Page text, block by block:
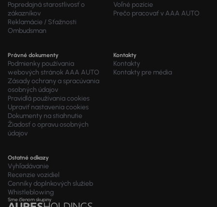
Popredajná starostlivosť o
zákazníkov
Reklamácie / Sťažnosti
Ombudsman
Voľné pozície
Prečo pracovať v AAA AUTO
Právné dokumenty
Podmienky používania
webových stránok AAA AUTO
Zásady ochrany a spracúvania
osobných údajov
Pravidlá používania cookies
Upraviť nastavenia cookies
Dokumenty na stiahnutie
Žiadosť o opravu osobných
údajov
Kontakty
Kontakty
Kontakty pre média
Ostatné odkazy
Vyhľadávanie
Recenzie vozidiel
Cenníky doplnkových služieb
Whistleblowing
Sme členom skupiny